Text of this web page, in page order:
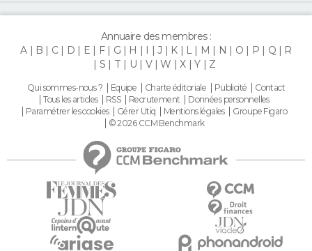
Annuaire des membres :
A
B C D E F G H I J K L M N O P Q
R
S
T U V W X Y Z
Qui sommes-nous ? Equipe Charte éditoriale Publicité
Contact
Tous les articles
RSS Recrutement
Données personnelles
Paramétrer les cookies
Gérer Utiq Mentions légales
Groupe Figaro
© 2026 CCM Benchmark